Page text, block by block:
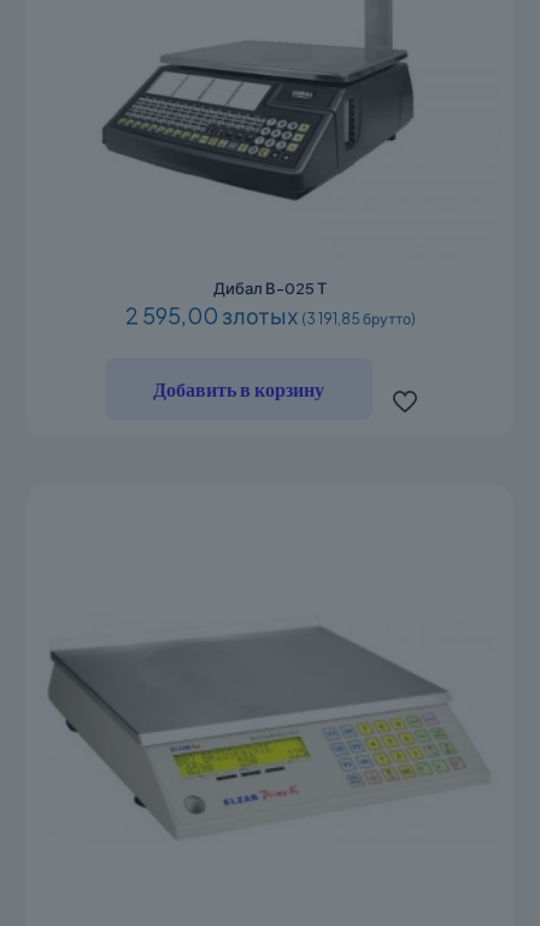
Дибал В-025 Т
2 595,00 злотых (3 191,85 брутто)
Добавить в корзину